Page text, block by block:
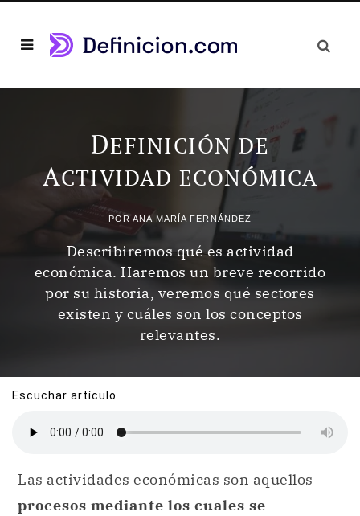
DEFINICIÓN DE
ACTIVIDAD ECONÓMICA
PORANA MARÍA FERNÁNDEZ
Describiremos qué es actividad
económica. Haremos un breve recorrido
por su historia, veremos qué sectores
existen y cuáles son los conceptos
relevantes.
Escuchar artículo
Las actividades económicas son aquellos
procesos mediante los cuales se